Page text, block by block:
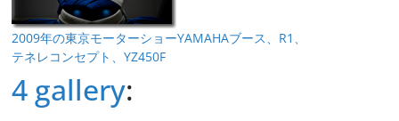
2009年の東京モーターショーYAMAHAブース、R1、
テネレコンセプト、YZ450F
4 gallery: